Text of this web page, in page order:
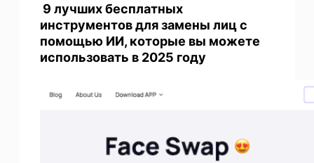
9 лучших бесплатных
инструментов для замены лиц с
помощью ИИ, которые вы можете
использовать в 2025 году